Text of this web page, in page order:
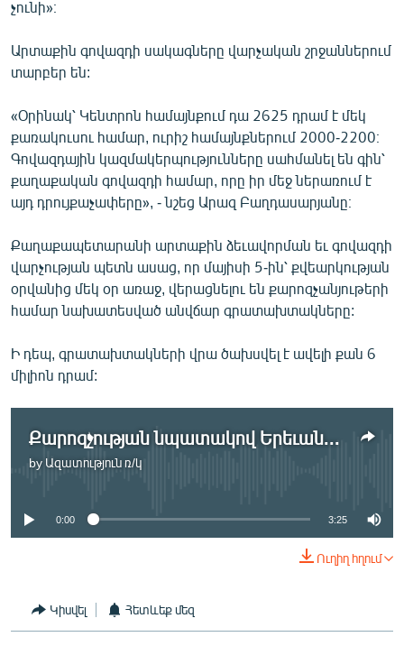
չունի»։
Արտաքին գովազդի սակագները վարչական շրջաններում
տարբեր են:
«Օրինակ՝ Կենտրոն համայնքում դա 2625 դրամ է մեկ
քառակուսու համար, ուրիշ համայնքներում 2000-2200։
Գովազդային կազմակերպությունները սահմանել են գին՝
քաղաքական գովազդի համար, որը իր մեջ ներառում է
այդ դրույքաչափերը», - նշեց Արազ Բաղդասարյանը։
Քաղաքապետարանի արտաքին ձեւավորման եւ գովազդի
վարչության պետն ասաց, որ մայիսի 5-ին՝ քվեարկության
օրվանից մեկ օր առաջ, վերացնելու են քարոզչանյութերի
համար նախատեսված անվճար գրատախտակները:
Ի դեպ, գրատախտակների վրա ծախսվել է ավելի քան 6
միլիոն դրամ:
Քարոզչության նպատակով Երեւանում տեղադրվել է 825 գրատախտակ
by Ազատություն ռ/կ
No media source currently available
0:00 3:25
Ուղիղ հղում
Կիսվել Հետևեք մեզ